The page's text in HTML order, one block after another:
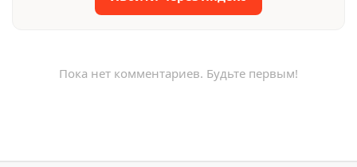
Пока нет комментариев. Будьте первым!